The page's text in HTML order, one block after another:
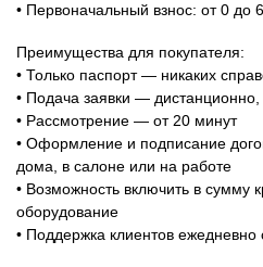
• Первоначальный взнос: от 0 до
Преимущества для покупателя:
• Только паспорт — никаких
• Подача заявки —
• Рассмотрение — от 20 минут
• Оформление и подписание
дома, в салоне или на работе
• Возможность включить в сумму
оборудование
• Поддержка клиентов